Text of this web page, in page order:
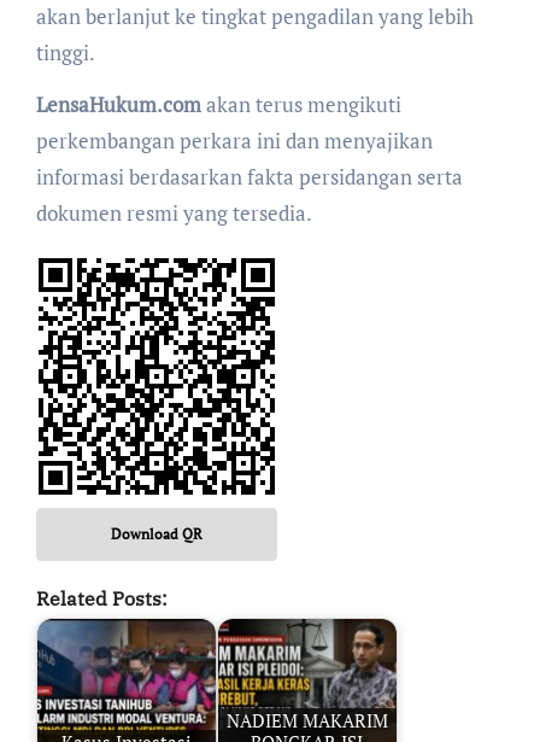
akan berlanjut ke tingkat pengadilan yang lebih
tinggi.
LensaHukum.comakan terus mengikuti
perkembangan perkara ini dan menyajikan
informasi berdasarkan fakta persidangan serta
dokumen resmi yang tersedia.
Download QR
Related Posts:
NADIEM MAKARIM